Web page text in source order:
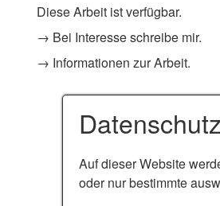
Diese Arbeit ist verfügbar.
→ Bei Interesse schreibe mir.
→ Informationen zur Arbeit.
Auf dieser Website
oder nur bestimmte